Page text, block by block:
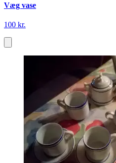
Væg vase
100 kr.